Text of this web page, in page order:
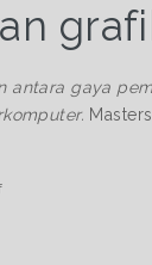
antara gaya